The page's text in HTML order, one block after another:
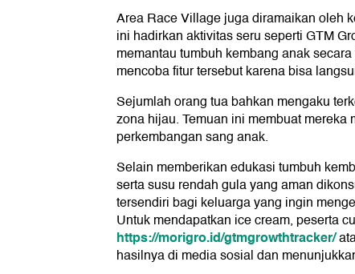
Area Race Village juga diramaikan oleh
ini hadirkan aktivitas seru seperti GTM
memantau tumbuh kembang anak
mencoba fitur tersebut karena bisa
Sejumlah orang tua bahkan mengaku
zona hijau. Temuan ini membuat
perkembangan sang anak.
Selain memberikan edukasi tumbuh
serta susu rendah gula yang aman
tersendiri bagi keluarga yang ingin
Untuk mendapatkan ice cream, peserta
https://morigro.id/gtmgrowthtracker/
hasilnya di media sosial dan